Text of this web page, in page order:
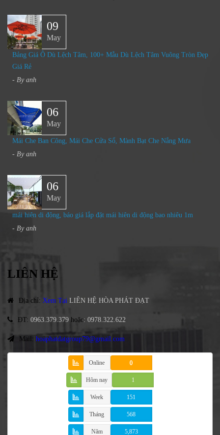
09
May
Bảng Giá Ô Dù Lệch Tâm, 100+ Mẫu Dù Lệch Tâm Vuông Tròn Đẹp
Giá Rẻ
- By anh
06
May
Mái Che Ban Công, Mái Che Cửa Sổ, Mành Bạt Che Nắng Mưa
- By anh
06
May
mái hiên di động, báo giá lắp đặt mái hiên di động bao nhiêu 1m
- By anh
LIÊN HỆ
Địa chỉ: Xem Tại LIÊN HỆ HÒA PHÁT ĐẠT
ĐT: 0963.379.379 hoặc: 0978.322.622
Mail: hoaphatdatgroup79@gmail.com
Online 0
Hôm nay 1
Week 151
Tháng 568
Năm 5,873